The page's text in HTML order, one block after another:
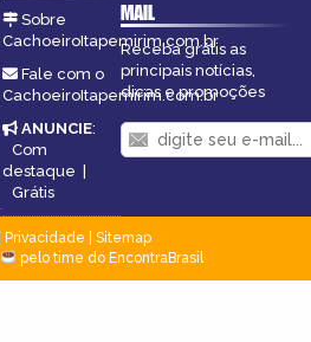
Sobre
CachoeiroItapemirim.com.br
Fale com o
CachoeiroItapemirim.com.br
ANUNCIE:
Com
destaque |
Grátis
MAIL
Receba grátis as
principais notícias,
dicas e promoções
Privacidade
Sitemap
pelo time do EncontraBrasil